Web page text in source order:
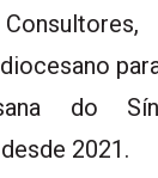
do
2021.